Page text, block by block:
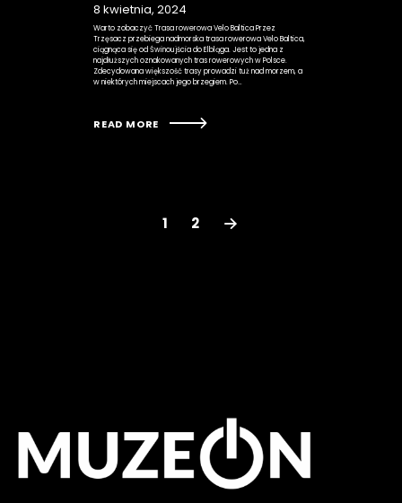
8 kwietnia, 2024
Warto zobaczyć Trasa rowerowa Velo Baltica Przez
Trzęsacz przebiega nadmorska trasa rowerowa Velo Baltica,
ciągnąca się od Świnoujścia do Elbląga. Jest to jedna z
najdłuższych oznakowanych tras rowerowych w Polsce.
Zdecydowana większość trasy prowadzi tuż nad morzem, a
w niektórych miejscach jego brzegiem. Po…
READ MORE
1 2